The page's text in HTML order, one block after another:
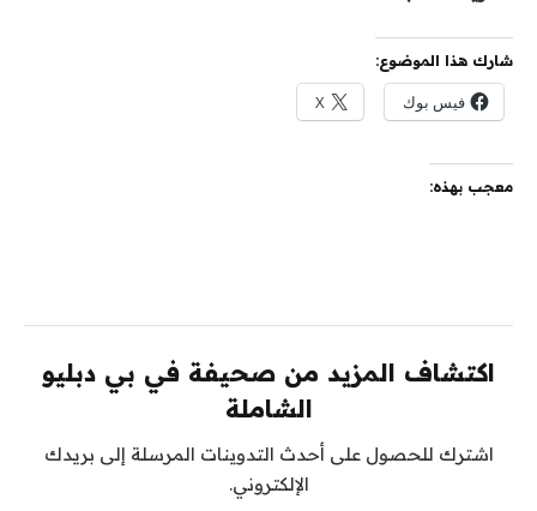
شارك هذا الموضوع:
فيس بوك X
معجب بهذه:
اكتشاف المزيد من صحيفة في بي دبليو
الشاملة
اشترك للحصول على أحدث التدوينات المرسلة إلى بريدك
الإلكتروني.